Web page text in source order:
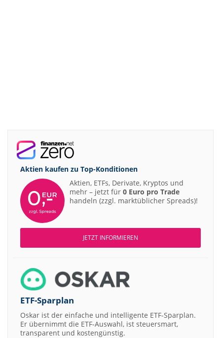
Aktien kaufen zu Top-Konditionen
Aktien, ETFs, Derivate, Kryptos und
mehr – jetzt für 0 Euro pro Trade
handeln (zzgl. marktüblicher Spreads)!
JETZT INFORMIEREN
ETF-Sparplan
Oskar ist der einfache und intelligente ETF-Sparplan.
Er übernimmt die ETF-Auswahl, ist steuersmart,
transparent und kostengünstig.